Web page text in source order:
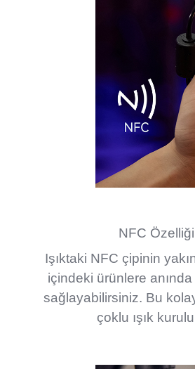
NFC
Işıktaki NFC çipinin
içindeki ürünlere
sağlayabilirsiniz. Bu
çoklu ışık